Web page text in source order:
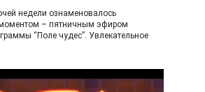
недели ознаменовалось
– пятничным эфиром
“Поле чудес”. Увлекательное